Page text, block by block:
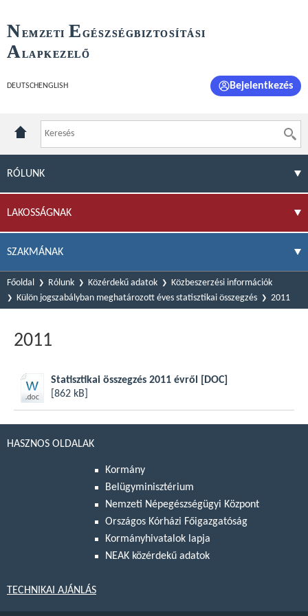
NEMZETI E GÉSZSÉGBIZTOSÍTÁSI
ALAPKEZELŐ
DEUTSCH ENGLISH Bejelentkezés
RÓLUNK
LAKOSSÁGNAK
SZAKMÁNAK
Főoldal Rólunk Közérdekű adatok
Közbeszerzési információk
Külön jogszabályban meghatározott éves statisztikai összegzés
2011
2011
Statisztikai összegzés 2011 évről
[DOC]
[862 kB]
HASZNOS OLDALAK
Kormány
Belügyminisztérium
Nemzeti Népegészségügyi Központ
Országos Kórházi Főigazgatóság
Kormányhivatalok lapja
NEAK közérdekű adatok
TECHNIKAI AJÁNLÁS